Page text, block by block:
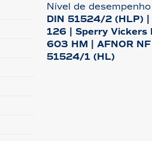
Nível de desempenho
DIN 51524/2 (HLP) |
126 | Sperry Vickers
603 HM | AFNOR
51524/1 (HL)